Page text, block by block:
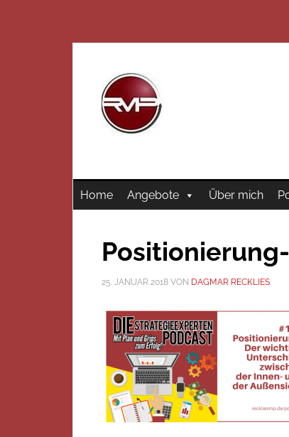
Home Angebote Über mich
25. JANUAR 2018 VON DAGMAR RECKLIES